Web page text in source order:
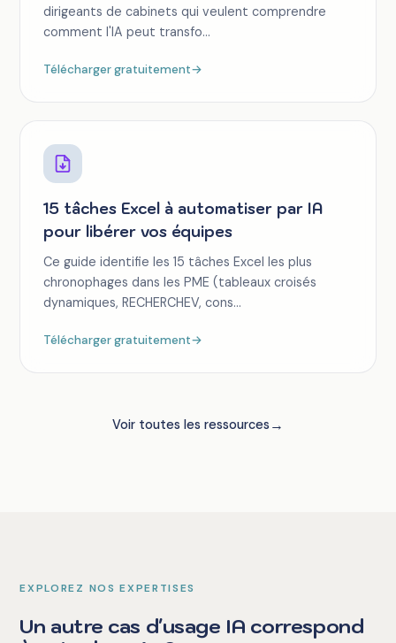
dirigeants de cabinets qui veulent comprendre
comment l'IA peut transfo...
Télécharger gratuitement→
15 tâches Excel à automatiser par IA
pour libérer vos équipes
Ce guide identifie les 15 tâches Excel les plus
chronophages dans les PME (tableaux croisés
dynamiques, RECHERCHEV, cons...
Télécharger gratuitement→
Voir toutes les ressources→
EXPLOREZ NOS EXPERTISES
Un autre cas d'usage IA correspond